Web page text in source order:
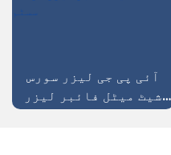
آئی پی جی لیزر سورس
شیٹ میٹل فائبر لیزر
کٹنگ مشین کے لیے فائبر